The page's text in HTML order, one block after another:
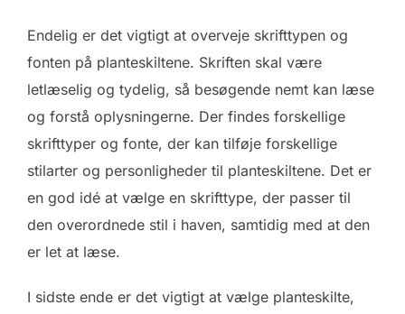
Endelig er det vigtigt at overveje skrifttypen og
fonten på planteskiltene. Skriften skal være
letlæselig og tydelig, så besøgende nemt kan læse
og forstå oplysningerne. Der findes forskellige
skrifttyper og fonte, der kan tilføje forskellige
stilarter og personligheder til planteskiltene. Det er
en god idé at vælge en skrifttype, der passer til
den overordnede stil i haven, samtidig med at den
er let at læse.
I sidste ende er det vigtigt at vælge planteskilte,